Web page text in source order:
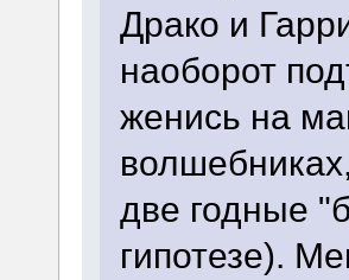
Драко и
наоборот
женись на
две годные
гипотезе).